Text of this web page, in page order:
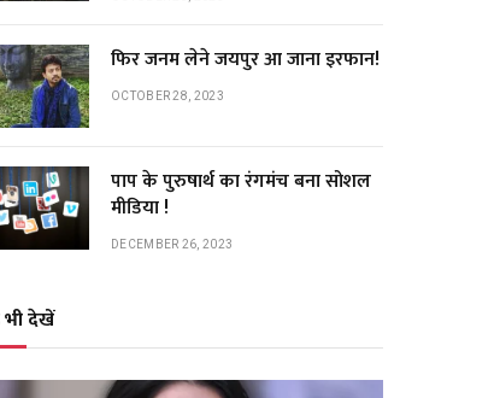
फिर जनम लेने जयपुर आ जाना इरफान!
OCTOBER 28, 2023
पाप के पुरुषार्थ का रंगमंच बना सोशल
मीडिया !
DECEMBER 26, 2023
देखें